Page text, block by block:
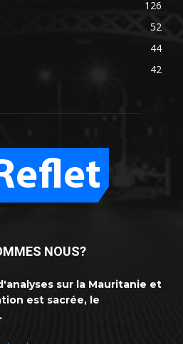
126
52
44
42
NOUS?
sur la Mauritanie et
est sacrée, le